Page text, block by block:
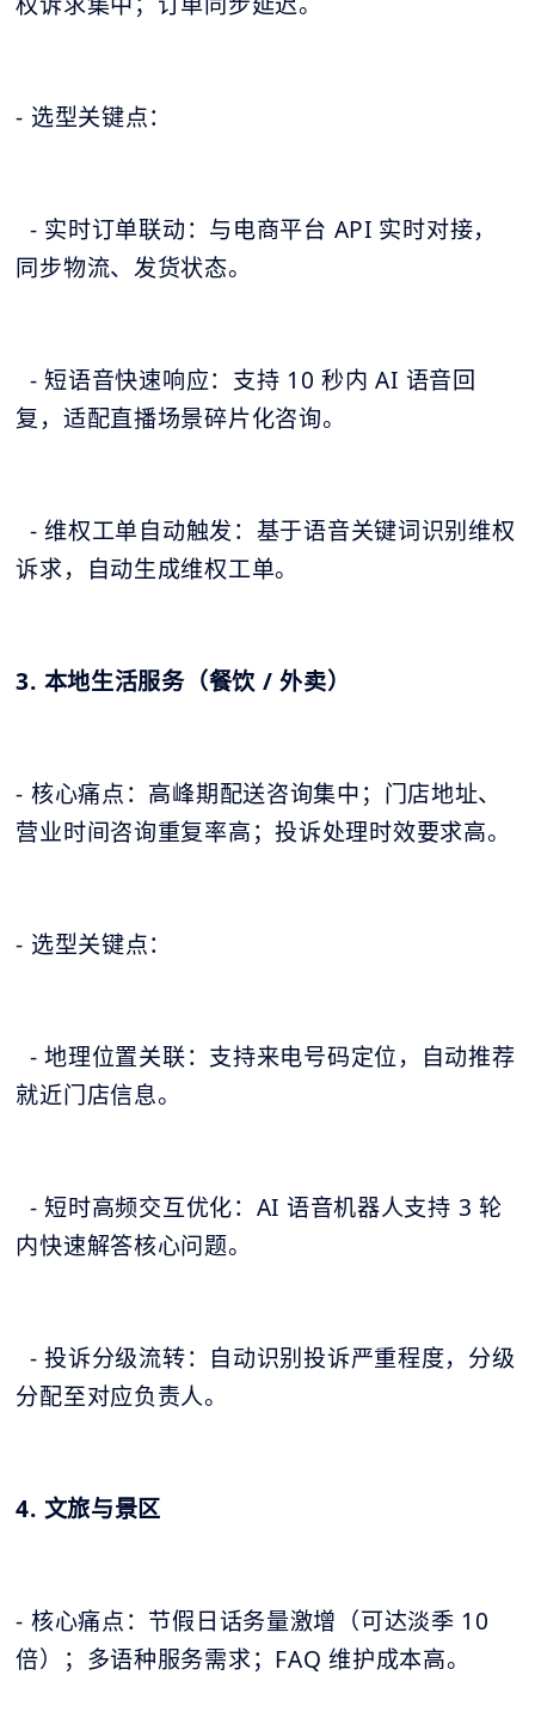
- 选型关键点：
- 实时订单联动：与电商平台 API 实时对接，
同步物流、发货状态。
- 短语音快速响应：支持 10 秒内 AI 语音回
复，适配直播场景碎片化咨询。
- 维权工单自动触发：基于语音关键词识别维权
诉求，自动生成维权工单。
3. 本地生活服务（餐饮 / 外卖）
- 核心痛点：高峰期配送咨询集中；门店地址、
营业时间咨询重复率高；投诉处理时效要求高。
- 选型关键点：
- 地理位置关联：支持来电号码定位，自动推荐
就近门店信息。
- 短时高频交互优化：AI 语音机器人支持 3 轮
内快速解答核心问题。
- 投诉分级流转：自动识别投诉严重程度，分级
分配至对应负责人。
4. 文旅与景区
- 核心痛点：节假日话务量激增（可达淡季 10
倍）；多语种服务需求；FAQ 维护成本高。